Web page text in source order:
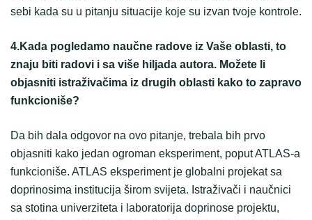
sebi kada su u pitanju situacije koje su izvan tvoje kontrole.
4.Kada pogledamo naučne radove iz Vaše oblasti, to
znaju biti radovi i sa više hiljada autora. Možete li
objasniti istraživačima iz drugih oblasti kako to zapravo
funkcioniše?
Da bih dala odgovor na ovo pitanje, trebala bih prvo
objasniti kako jedan ogroman eksperiment, poput ATLAS-a
funkcioniše. ATLAS eksperiment je globalni projekat sa
doprinosima institucija širom svijeta. Istraživači i naučnici
sa stotina univerziteta i laboratorija doprinose projektu,